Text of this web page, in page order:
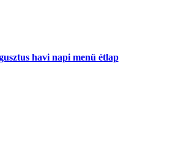
havi napi menü étlap